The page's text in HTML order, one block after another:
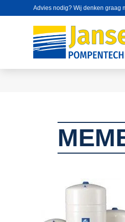
Advies nodig? Wij denken graag